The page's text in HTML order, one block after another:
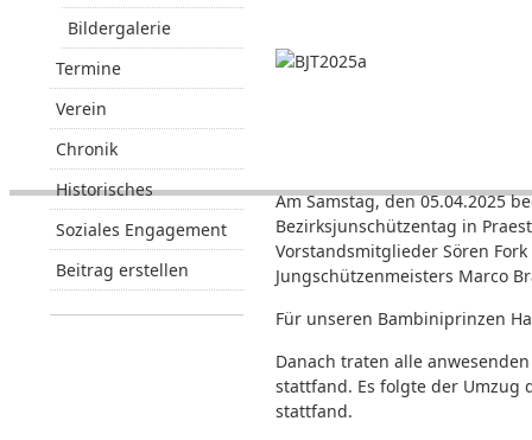
Am Samstag, den 05.04.2025
Bezirksjunschützentag in
Vorstandsmitglieder Sören
Jungschützenmeisters Marco
Für unseren Bambiniprinzen
Danach traten alle
stattfand. Es folgte der Umzug
stattfand.
Bildergalerie
Termine
Verein
Chronik
Historisches
Soziales Engagement
Beitrag erstellen